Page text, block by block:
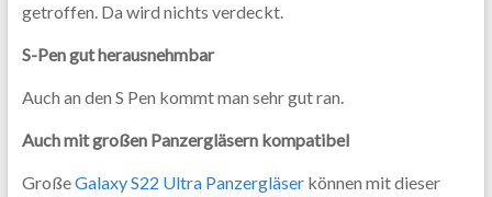
getroffen. Da wird nichts verdeckt.
S-Pen gut herausnehmbar
Auch an den S Pen kommt man sehr gut ran.
Auch mit großen Panzergläsern kompatibel
GroßeGalaxy S22 Ultra Panzergläserkönnen mit dieser